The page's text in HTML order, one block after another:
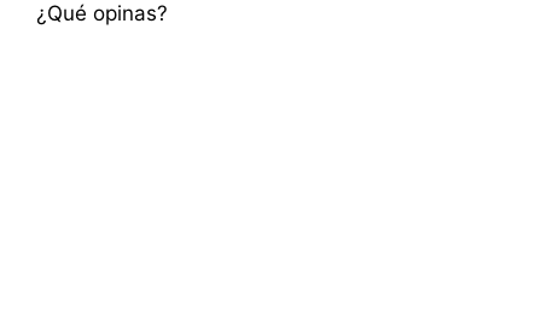
¿Qué opinas?